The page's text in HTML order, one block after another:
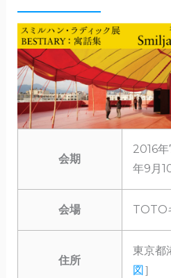
会期
2016
年9月
会場 TOTO
住所
東京都
図］